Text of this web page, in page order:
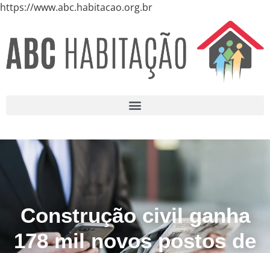
https://www.abc.habitacao.org.br
Construção civil ganha
178 mil novos postos de